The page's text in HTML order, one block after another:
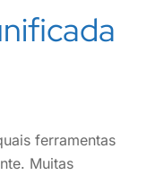
ferramentas
Muitas